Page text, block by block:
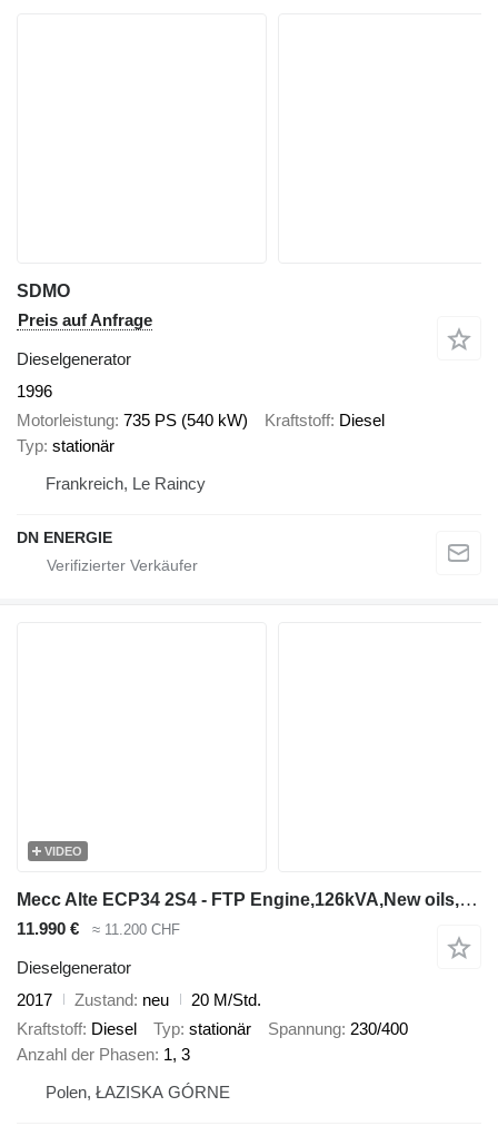
SDMO
Preis auf Anfrage
Dieselgenerator
1996
Motorleistung 735 PS (540 kW) Kraftstoff Diesel
Typ stationär
Frankreich, Le Raincy
DN ENERGIE
VIDEO
Mecc Alte ECP34 2S4 - FTP Engine,126kVA,New oils, filters, Like New !
11.990 € ≈ 11.200 CHF
Dieselgenerator
2017
Zustand neu
20 M/Std.
Kraftstoff Diesel Typ stationär Spannung 230/400
Anzahl der Phasen 1, 3
Polen, ŁAZISKA GÓRNE